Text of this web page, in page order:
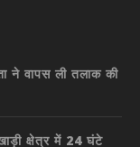
ने वापस ली तलाक की
खाड़ी क्षेत्र में 24 घंटे